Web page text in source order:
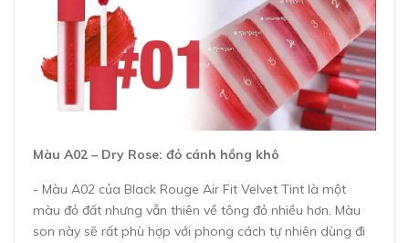
Màu A02 – Dry Rose: đỏ cánh hồng khô
- Màu A02 của Black Rouge Air Fit Velvet Tint là một
màu đỏ đất nhưng vẫn thiên về tông đỏ nhiều hơn. Màu
son này sẽ rất phù hợp với phong cách tự nhiên dùng đi